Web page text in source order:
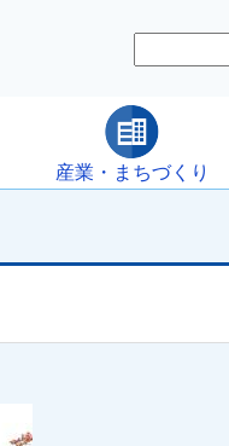
産業・まちづくり